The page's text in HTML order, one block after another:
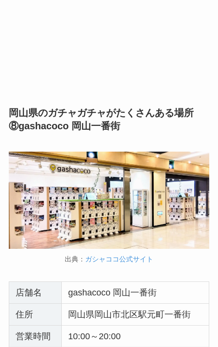
岡山県のガチャガチャがたくさんある場所
⑧gashacoco 岡山一番街
出典： ガシャココ公式サイト
店舗名 gashacoco 岡山一番街
住所 岡山県岡山市北区駅元町一番街
営業時間 10:00～20:00